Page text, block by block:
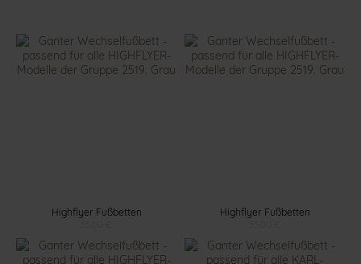
Highflyer Fußbetten
Highflyer Fußbetten